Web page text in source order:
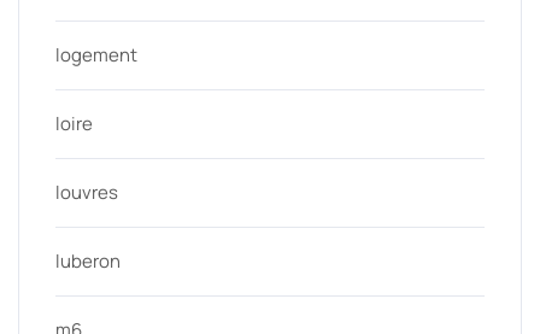
logement
loire
louvres
luberon